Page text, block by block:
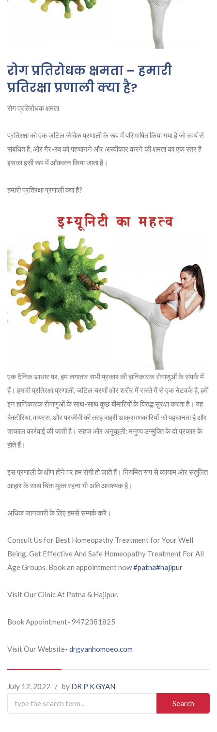
रोग प्रतिरोधक क्षमता – हमारी
प्रतिरक्षा प्रणाली क्या है?
रोग प्रतिरोधक क्षमता
प्रतिरक्षा को एक जटिल जैविक प्रणाली के रूप में परिभाषित किया गया है जो स्वयं से
संबंधित है, और गैर-स्व को पहचानने और अस्वीकार करने की क्षमता का एक स्तर है
इसका इसी रूप में आँकलन किया जाता है।
हमारी प्रतिरक्षा प्रणाली क्या है?
एक दैनिक आधार पर, हम लगातार सभी प्रकार की हानिकारक रोगाणुओं के संपर्क में
हैं। हमारी प्रतिरक्षा प्रणाली, जटिल चरणों और शरीर में रास्ते में से एक नेटवर्क है, हमें
इन हानिकारक रोगाणुओं के साथ-साथ कुछ बीमारियों के विरुद्ध सुरक्षा करता है। यह
बैक्टीरिया, वायरस, और परजीवी की तरह बाहरी आक्रमणकारियों को पहचानता है और
तत्काल कार्रवाई की जाती है। सहज और अनुकूली: मनुष्य उन्मुक्ति के दो प्रकार के
होते हैं।
इस प्रणाली के क्षीण होने पर हम रोगी हो जाते हैं। नियमित रूप से व्यायाम ओर संतुलित
आहार के साथ चिंता मुक्त रहना भी अति आवश्यक है।
अधिक जानकारी के लिए हमसे सम्पर्क करें।
Consult Us for Best Homeopathy Treatment for Your Well
Being. Get Effective And Safe Homeopathy Treatment For All
Age Groups. Book an appointment now#patna#hajipur
Visit Our Clinic At Patna & Hajipur.
Book Appointment- 9472381825
Visit Our Website- drgyanhomoeo.com
July 12, 2022 / by DR P K GYAN
Search
for: